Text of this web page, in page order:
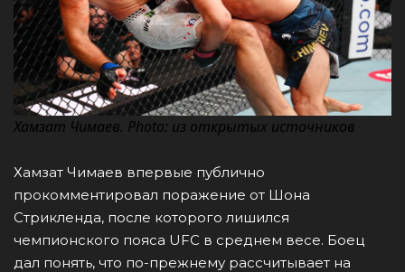
Хамзат Чимаев. Photo: из открытых источников
Хамзат Чимаев впервые публично
прокомментировал поражение от Шона
Стрикленда, после которого лишился
чемпионского пояса UFC в среднем весе. Боец
дал понять, что по-прежнему рассчитывает на